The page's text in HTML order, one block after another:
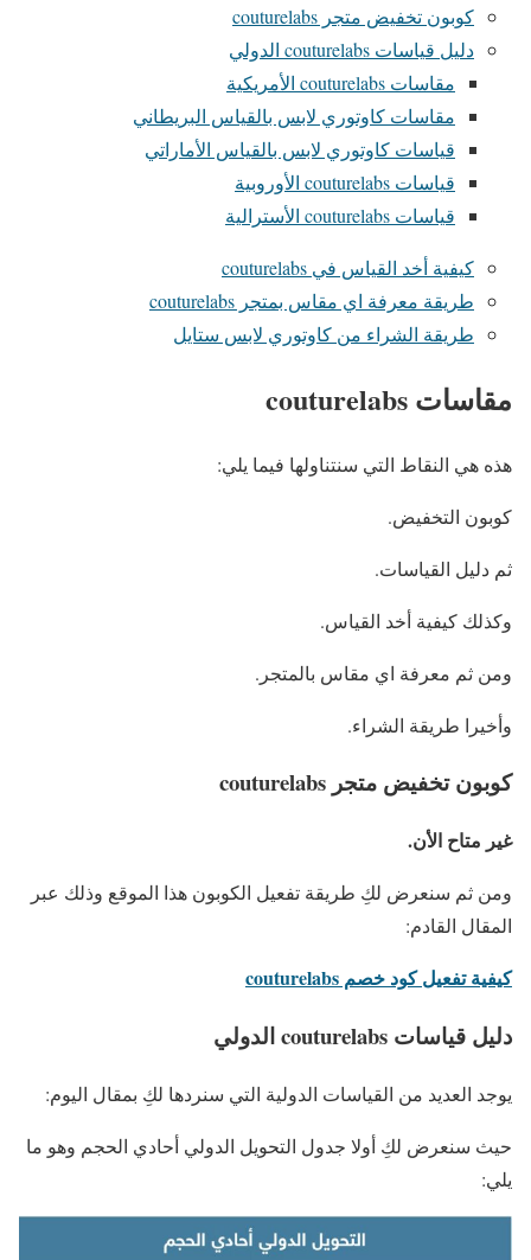
كوبون تخفيض متجر couturelabs
دليل قياسات couturelabs الدولي
مقاسات couturelabs الأمريكية
مقاسات كاوتوري لابس بالقياس البريطاني
قياسات كاوتوري لابس بالقياس الأماراتي
قياسات couturelabs الأوروبية
قياسات couturelabs الأسترالية
كيفية أخد القياس في couturelabs
طريقة معرفة اي مقاس بمتجر couturelabs
طريقة الشراء من كاوتوري لابس ستايل
مقاسات couturelabs
هذه هي النقاط التي سنتناولها فيما يلي:
كوبون التخفيض.
ثم دليل القياسات.
وكذلك كيفية أخد القياس.
ومن ثم معرفة اي مقاس بالمتجر.
وأخيرا طريقة الشراء.
كوبون تخفيض متجر couturelabs
غير متاح الأن.
ومن ثم سنعرض لكِ طريقة تفعيل الكوبون هذا الموقع وذلك عبر
المقال القادم:
كيفية تفعيل كود خصم couturelabs
دليل قياسات couturelabs الدولي
يوجد العديد من القياسات الدولية التي سنردها لكِ بمقال اليوم:
حيث سنعرض لكِ أولا جدول التحويل الدولي أحادي الحجم وهو ما
يلي: